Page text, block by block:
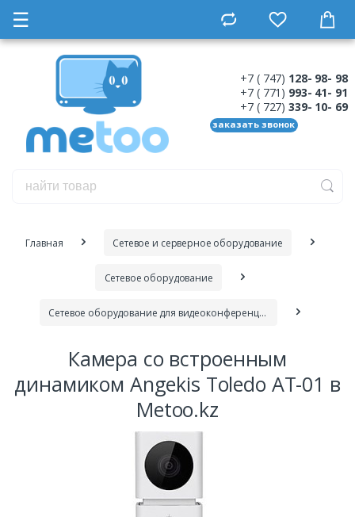
☰
+7 ( 747) 128- 98- 98
+7 ( 771) 993- 41- 91
+7 ( 727) 339- 10- 69
заказать звонок
Главная Сетевое и серверное оборудование
Сетевое оборудование
Сетевое оборудование для видеоконференцсвязи
Камера со встроенным
динамиком Angekis Toledo AT-01 в
Metoo.kz